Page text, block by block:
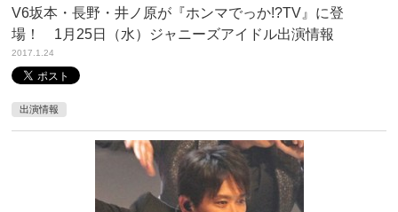
V6坂本・長野・井ノ原が『ホンマでっか!?TV』に登
場！ 1月25日（水）ジャニーズアイドル出演情報
2017.1.24
出演情報